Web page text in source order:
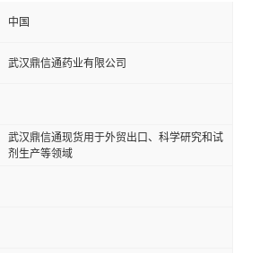
中国
武汉鼎信通药业有限公司
武汉鼎信通现货用于外贸出口、科学研究和试
剂生产等领域